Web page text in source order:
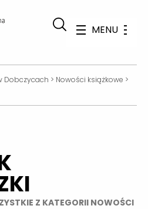
MENU
Dobczycach > Nowości książkowe >
Z KATEGORII NOWOŚCI